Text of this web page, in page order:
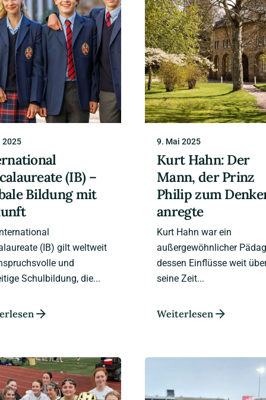
2025
(IB) –
Bildung mit
(IB) gilt weltweit
und
Schulbildung, die...
9. Mai 2025
Kurt Hahn: Der
Mann, der Prinz
Philip zum
anregte
Kurt Hahn war ein
außergewöhnlicher
dessen Einflüsse weit
seine Zeit...
Weiterlesen